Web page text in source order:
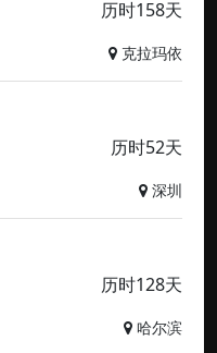
历时158天
克拉玛依
历时52天
深圳
历时128天
哈尔滨